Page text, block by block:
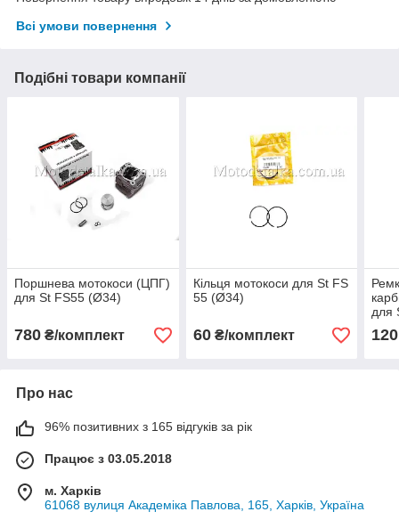
Всі умови повернення
Подібні товари компанії
Поршнева мотокоси (ЦПГ)
для St FS55 (Ø34)
780 ₴/комплект
Кільця мотокоси для St FS
55 (Ø34)
60₴/комплект
для
120
Про нас
96% позитивних з 165 відгуків за рік
Працює з 03.05.2018
м. Харків
61068 вулиця Академіка Павлова, 165, Харків, Україна